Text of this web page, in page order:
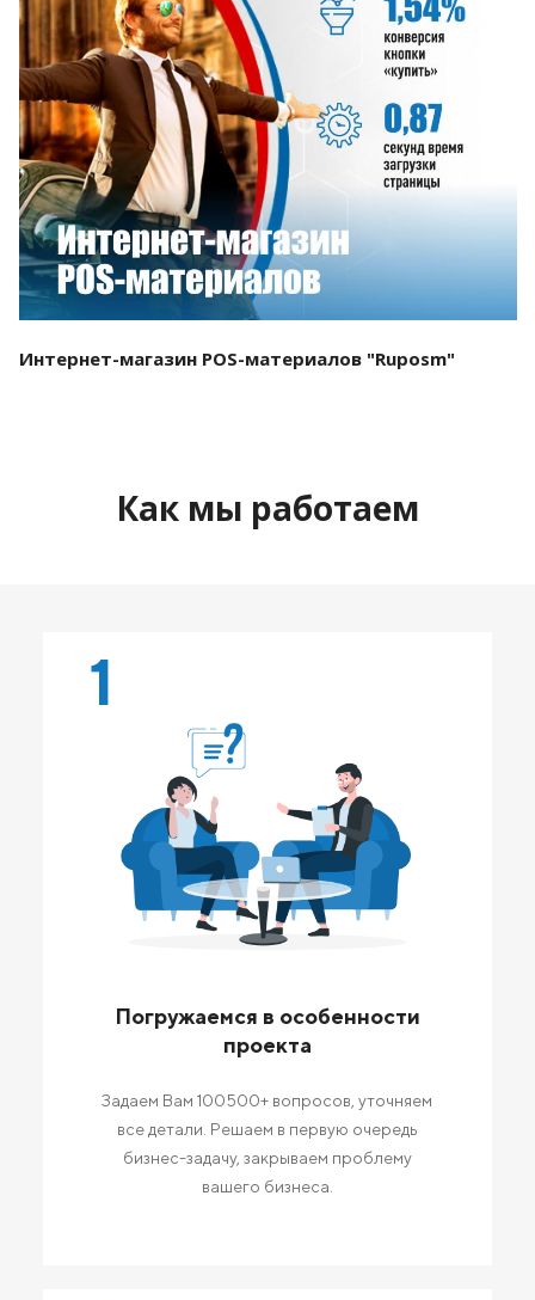
Смотреть проект
Интернет-магазин POS-материалов "Ruposm"
Как мы работаем
1
Погружаемся в особенности
проекта
Задаем Вам 100500+ вопросов, уточняем
все детали. Решаем в первую очередь
бизнес-задачу, закрываем проблему
вашего бизнеса.